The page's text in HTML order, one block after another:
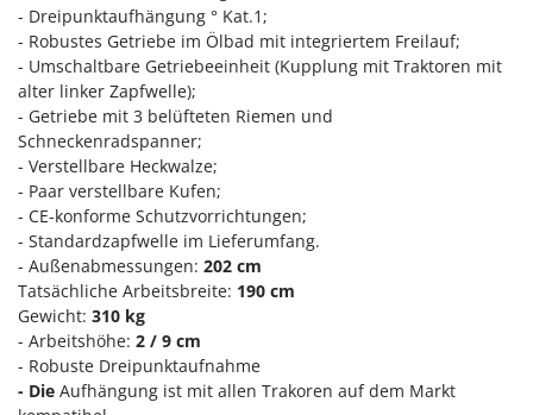
Kompressoren für Ernte und Baumschnitt
Kreiseleggen
Küchenreiben - elektrisch
Kükenaufzuchtboxen
L
Laderampe aus Aluminium
Laubsauger - Laubbläser
Laubsauger auf Rädern
Luftentfeuchter
Luftkühler
Edilmark
Effeuno
Einhell
Elegen
Energy Gruppi
Enotecnica Pillan
Eschenfelder
EuroMech
Eurosystems
F
FAC
Fama Industrie
- Dreipunktaufhängung ° Kat.1;
- Robustes Getriebe im Ölbad mit integriertem Freilauf;
- Umschaltbare Getriebeeinheit (Kupplung mit Traktoren mit
alter linker Zapfwelle);
- Getriebe mit 3 belüfteten Riemen und
Schneckenradspanner;
- Verstellbare Heckwalze;
- Paar verstellbare Kufen;
- CE-konforme Schutzvorrichtungen;
- Standardzapfwelle im Lieferumfang.
- Außenabmessungen: 202 cm
Tatsächliche Arbeitsbreite: 190 cm
Gewicht: 310 kg
- Arbeitshöhe: 2 / 9 cm
- Robuste Dreipunktaufnahme
- Die Aufhängung ist mit allen Trakoren auf dem Markt